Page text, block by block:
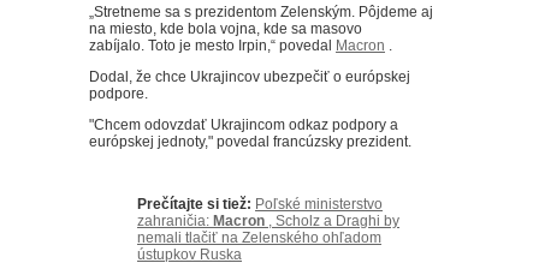
„Stretneme sa s prezidentom Zelenským. Pôjdeme aj
na miesto, kde bola vojna, kde sa masovo
zabíjalo. Toto je mesto Irpin,“ povedal Macron
Dodal, že chce Ukrajincov ubezpečiť o európskej
podpore.
"Chcem odovzdať Ukrajincom odkaz podpory a
európskej jednoty," povedal francúzsky prezident.
Prečítajte si tiež: Poľské ministerstvo
zahraničia: Macron , Scholz a Draghi by
nemali tlačiť na Zelenského ohľadom
ústupkov Ruska